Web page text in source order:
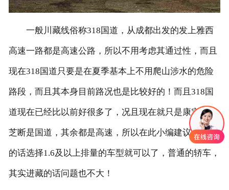
一般川藏线俗称318国道，从成都出发的发上雅西
高速一路都是高速公路，所以不用考虑其通过性，而且
现在318国道只要是在夏季基本上不用爬山涉水的危险
路段，而且其本身目前路况也是比较好的！而且318国
道现在已经比以前好很多了，况且现在就只是康定到林
芝断是国道，其余都是高速，所以在此小编建议你进藏
的话选择1.6及以上排量的车型就可以了，普通的轿车，
其实进藏的话问题也不大！